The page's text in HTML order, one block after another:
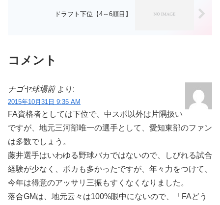
ドラフト下位【4～6順目】
コメント
ナゴヤ球場前 より:
2015年10月31日 9:35 AM
FA資格者としては下位で、中スポ以外は片隅扱い
ですが、地元三河部唯一の選手として、愛知東部のファン
は多数でしょう。
藤井選手はいわゆる野球バカではないので、しびれる試合
経験が少なく、ポカも多かったですが、年々力をつけて、
今年は得意のアッサリ三振もすくなくなりました。
落合GMは、地元云々は100%眼中にないので、「FAどう